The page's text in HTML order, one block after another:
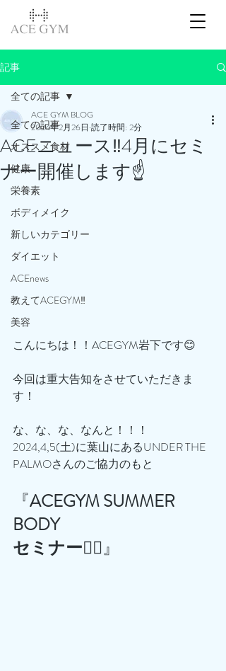
記事
全ての記事
オススメ食材
健康
栄養素
ボディメイク
新しいカテゴリー
ダイエット
ACEnews
教えてACEGYM‼️
美容
全ての記事
ACEニュース‼️4月にセミ
ナー開催します☝️
ACE GYM BLOG
2024年2月26日 読了時間: 2分
こんにちは！！ACEGYM岩下です😊
今回は重大告知をさせていただきま
す！
な、な、な、なんと！！！
2024,4,5(土)に葉山にあるUNDER THE
PALMOさんのご協力のもと
『ACEGYM SUMMER
BODY
セミナー🏄‍♂️』